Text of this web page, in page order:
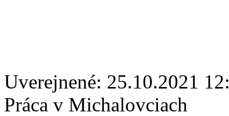
Uverejnené: 25.10.2021
Práca v Michalovciach